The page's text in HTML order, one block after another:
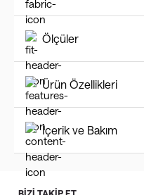
Ölçüler
Ürün Özellikleri
İçerik ve Bakım